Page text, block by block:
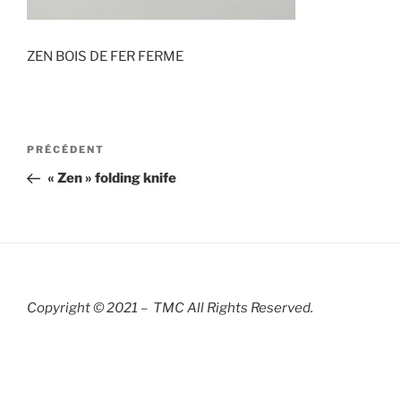
ZEN BOIS DE FER FERME
Navigation
l’article
Article
précédent
PRÉCÉDENT
« Zen » folding knife
Copyright © 2021 – TMC All Rights Reserved.